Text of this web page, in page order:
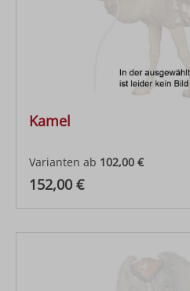
Kamel
Varianten ab 102,00 €
Regulärer Preis:
152,00 €